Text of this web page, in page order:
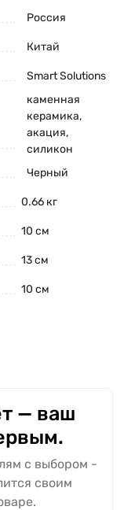
Россия
Китай
Smart Solutions
каменная
керамика,
акация,
силикон
Черный
0.66 кг
10 см
13 см
10 см
— ваш
с выбором -
своим